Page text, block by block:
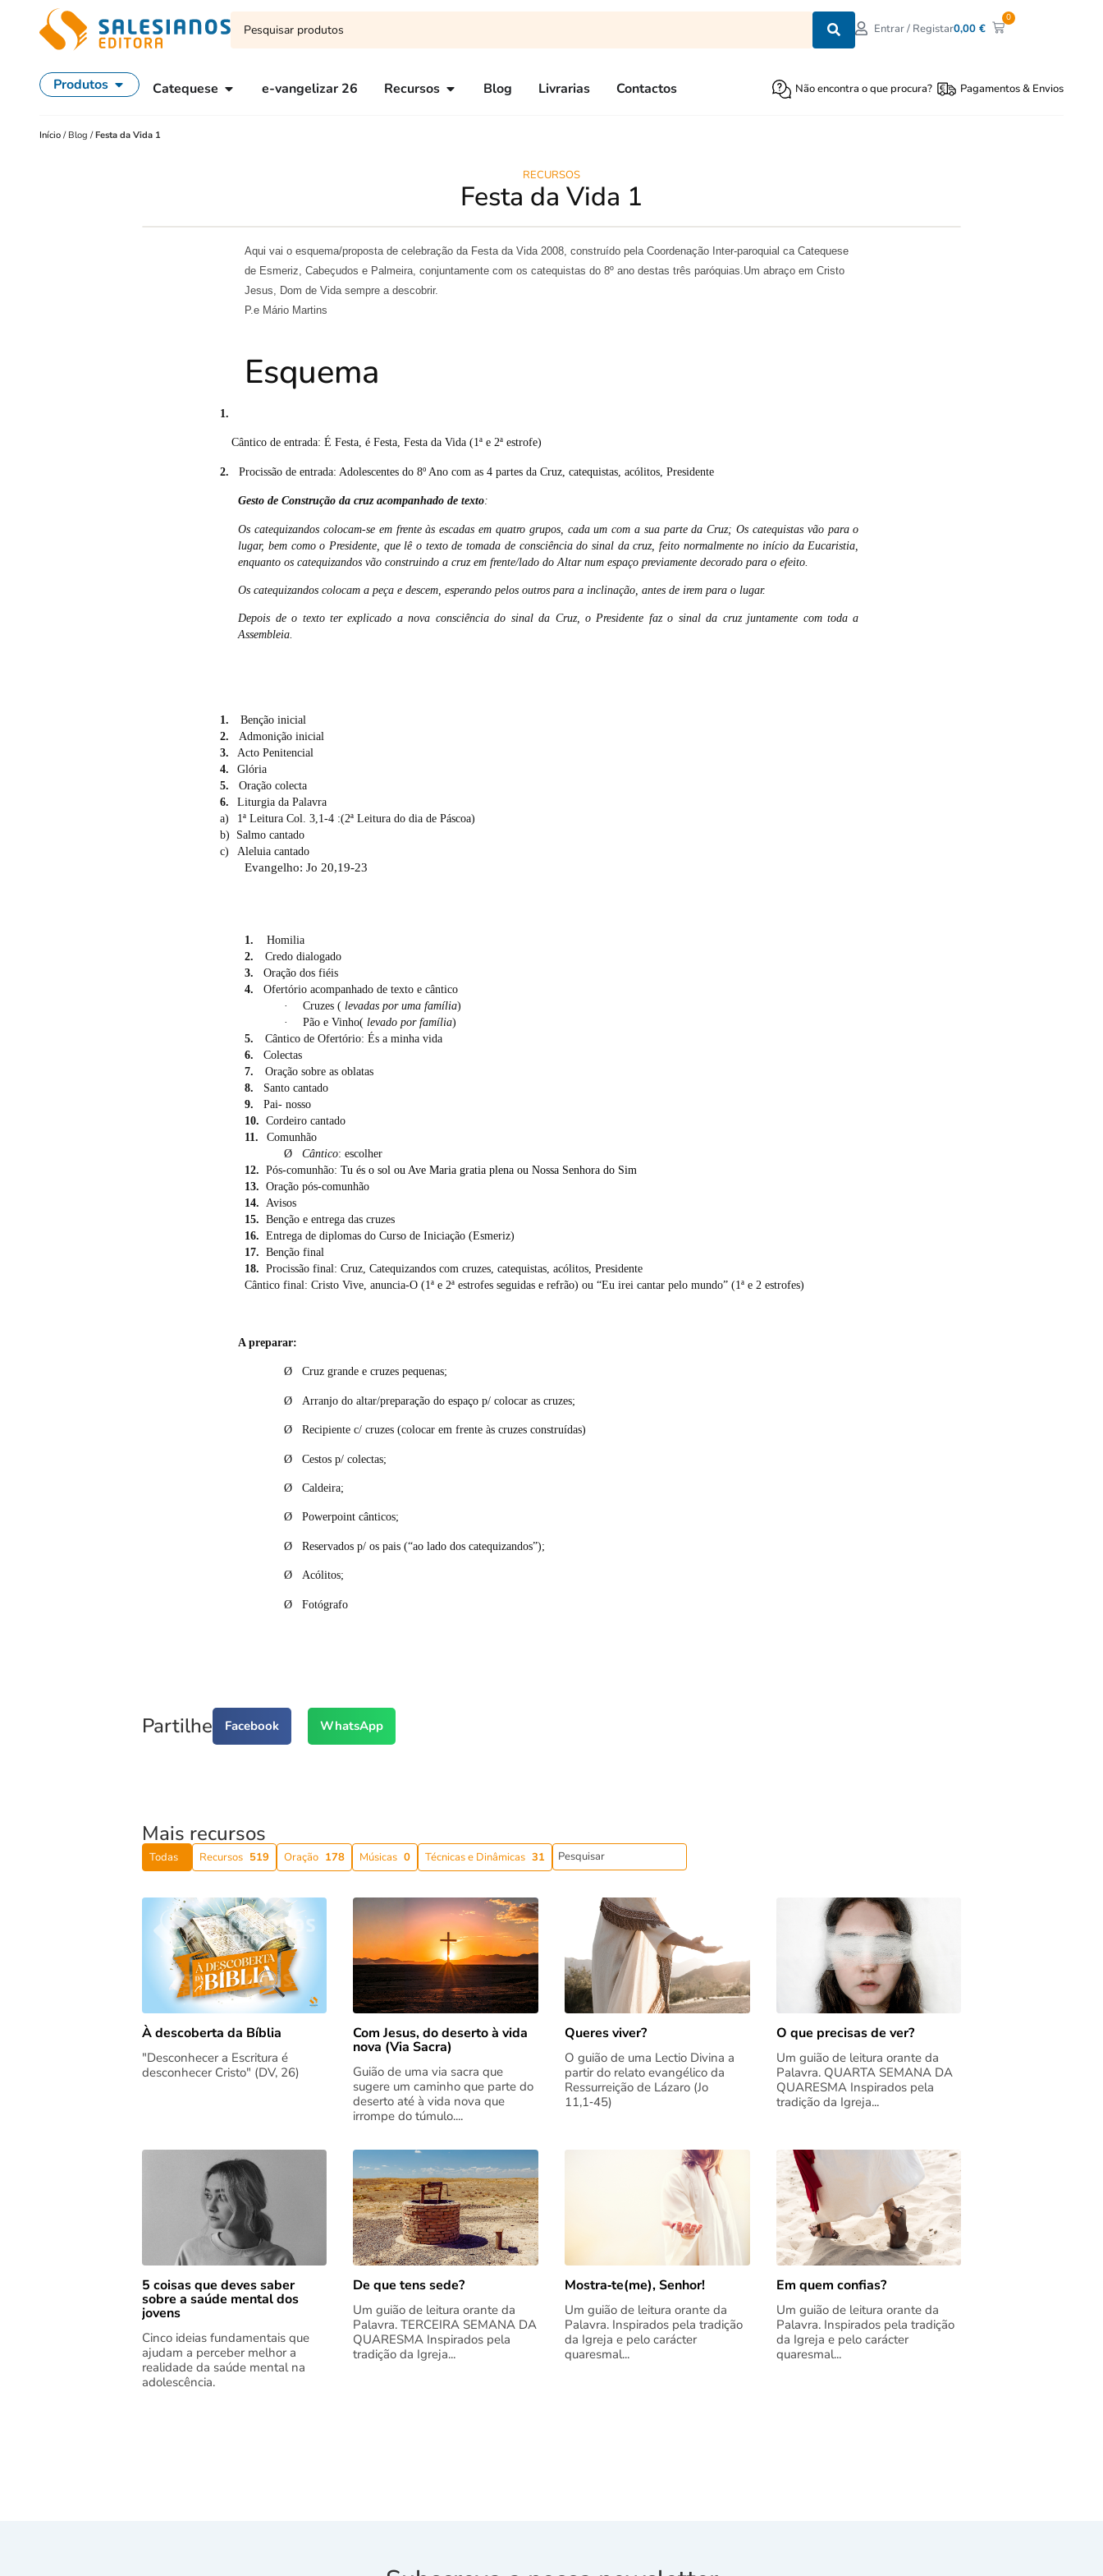
Entrar / Registar0,00€
0
Produtos Catequese e-vangelizar 26 Recursos Blog Livrarias Contactos Não encontra o que procura? Pagamentos & Envios
Início / Blog /Festa da Vida 1
RECURSOS
Festa da Vida 1
Aqui vai o esquema/proposta de celebração da Festa da Vida 2008, construído pela Coordenação Inter-paroquial ca Catequese
de Esmeriz, Cabeçudos e Palmeira, conjuntamente com os catequistas do 8º ano destas três paróquias.Um abraço em Cristo
Jesus, Dom de Vida sempre a descobrir.
P.e Mário Martins
Esquema
1.
Cântico de entrada: É Festa, é Festa, Festa da Vida (1ª e 2ª estrofe)
2. Procissão de entrada: Adolescentes do 8º Ano com as 4 partes da Cruz, catequistas, acólitos, Presidente
Gesto de Construção da cruz acompanhado de texto:
Os catequizandos colocam-se em frente às escadas em quatro grupos, cada um com a sua parte da Cruz; Os catequistas vão para o
lugar, bem como o Presidente, que lê o texto de tomada de consciência do sinal da cruz, feito normalmente no início da Eucaristia,
enquanto os catequizandos vão construindo a cruz em frente/lado do Altar num espaço previamente decorado para o efeito.
Os catequizandos colocam a peça e descem, esperando pelos outros para a inclinação, antes de irem para o lugar.
Depois de o texto ter explicado a nova consciência do sinal da Cruz, o Presidente faz o sinal da cruz juntamente com toda a
Assembleia.
1.
Benção inicial
2.
Admonição inicial
3.
Acto Penitencial
4.
Glória
5.
Oração colecta
6.
Liturgia da Palavra
a)
1ª Leitura Col. 3,1-4 :(2ª Leitura do dia de Páscoa)
b)
Salmo cantado
c)
Aleluia cantado
Evangelho: Jo 20,19-23
1.
Homilia
2.
Credo dialogado
3.
Oração dos fiéis
4.
Ofertório acompanhado de texto e cântico
·
Cruzes ( levadas por uma família)
·
Pão e Vinho( levado por família)
5.
Cântico de Ofertório: És a minha vida
6.
Colectas
7.
Oração sobre as oblatas
8.
Santo cantado
9.
Pai- nosso
10. Cordeiro cantado
11.
Comunhão
Ø
Cântico: escolher
12. Pós-comunhão: Tu és o sol ou Ave Maria gratia plena ou Nossa Senhora do Sim
13. Oração pós-comunhão
14. Avisos
15. Benção e entrega das cruzes
16. Entrega de diplomas do Curso de Iniciação (Esmeriz)
17. Benção final
18. Procissão final: Cruz, Catequizandos com cruzes, catequistas, acólitos, Presidente
Cântico final: Cristo Vive, anuncia-O(1ª e 2ª estrofes seguidas e refrão) ou “Eu irei cantar pelo mundo” (1ª e 2 estrofes)
A preparar:
Ø Cruz grande e cruzes pequenas;
Ø Arranjo do altar/preparação do espaço p/ colocar as cruzes;
Ø Recipiente c/ cruzes (colocar em frente às cruzes construídas)
Ø Cestos p/ colectas;
Ø Caldeira;
Ø Powerpoint cânticos;
Ø Reservados p/ os pais (“ao lado dos catequizandos”);
Ø Acólitos;
Ø Fotógrafo
Partilhe Facebook WhatsApp
Mais recursos
Todas Recursos 519 Oração 178 Músicas 0 Técnicas e Dinâmicas 31
À descoberta da Bíblia
"Desconhecer a Escritura é
desconhecer Cristo" (DV, 26)
Com Jesus, do deserto à vida
nova (Via Sacra)
Guião de uma via sacra que
sugere um caminho que parte do
deserto até à vida nova que
irrompe do túmulo....
Queres viver?
O guião de uma Lectio Divina a
partir do relato evangélico da
Ressurreição de Lázaro (Jo
11,1‑45)
O que precisas de ver?
Um guião de leitura orante da
Palavra. QUARTA SEMANA DA
QUARESMA Inspirados pela
tradição da Igreja...
5 coisas que deves saber
sobre a saúde mental dos
jovens
Cinco ideias fundamentais que
ajudam a perceber melhor a
realidade da saúde mental na
adolescência.
De que tens sede?
Um guião de leitura orante da
Palavra. TERCEIRA SEMANA DA
QUARESMA Inspirados pela
tradição da Igreja...
Mostra‑te(me), Senhor!
Um guião de leitura orante da
Palavra. Inspirados pela tradição
da Igreja e pelo carácter
quaresmal...
Em quem confias?
Um guião de leitura orante da
Palavra. Inspirados pela tradição
da Igreja e pelo carácter
quaresmal...